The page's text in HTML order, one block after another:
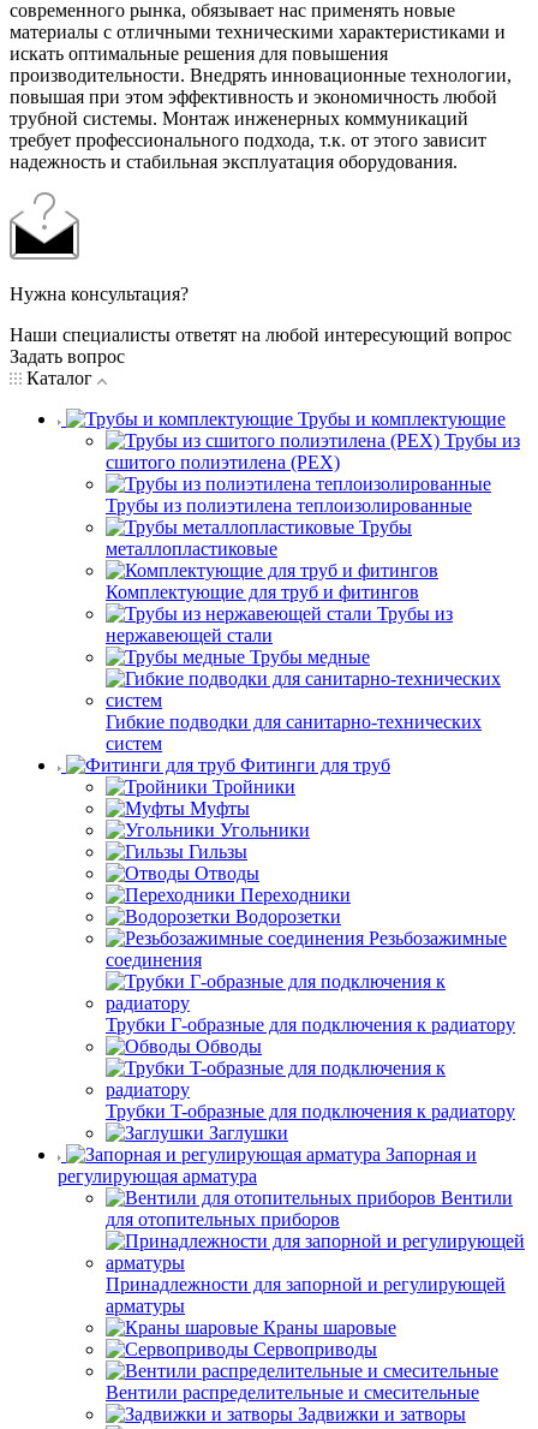
современного рынка, обязывает нас применять новые
материалы с отличными техническими характеристиками и
искать оптимальные решения для повышения
производительности. Внедрять инновационные технологии,
повышая при этом эффективность и экономичность любой
трубной системы. Монтаж инженерных коммуникаций
требует профессионального подхода, т.к. от этого зависит
надежность и стабильная эксплуатация оборудования.
Нужна консультация?
Наши специалисты ответят на любой интересующий вопрос
Задать вопрос
Каталог
Трубы и комплектующие
Трубы из
сшитого полиэтилена (PEX)
Трубы из полиэтилена теплоизолированные
Трубы
металлопластиковые
Комплектующие для труб и фитингов
Трубы из
нержавеющей стали
Трубы медные
Гибкие подводки для санитарно-технических
систем
Фитинги для труб
Тройники
Муфты
Угольники
Гильзы
Отводы
Переходники
Водорозетки
Резьбозажимные
соединения
Трубки Г-образные для подключения к радиатору
Обводы
Трубки T-образные для подключения к радиатору
Заглушки
Запорная и
регулирующая арматура
Вентили
для отопительных приборов
Принадлежности для запорной и регулирующей
арматуры
Краны шаровые
Сервоприводы
Вентили распределительные и смесительные
Задвижки и затворы